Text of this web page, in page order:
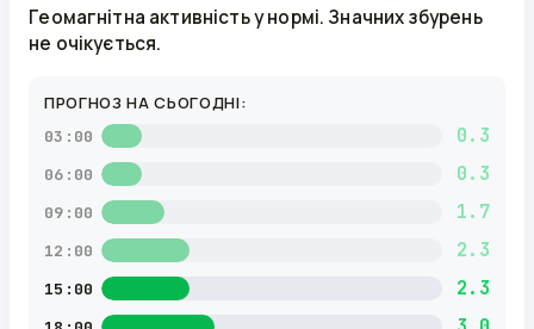
Геомагнітна активність у нормі. Значних збурень
не очікується.
ПРОГНОЗ НА СЬОГОДНІ:
03:00 0.3
06:00 0.3
09:00 1.7
12:00 2.3
15:00 2.3